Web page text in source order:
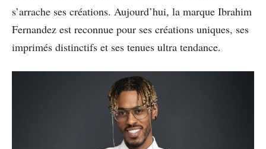
s’arrache ses créations. Aujourd’hui, la marque Ibrahim
Fernandez est reconnue pour ses créations uniques, ses
imprimés distinctifs et ses tenues ultra tendance.